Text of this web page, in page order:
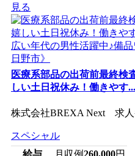
見る
医療系部品の出荷前最終
しい土日祝休み！働きやす...
株式会社BREXA Next 求人
スペシャル
給与
月収例260,000円